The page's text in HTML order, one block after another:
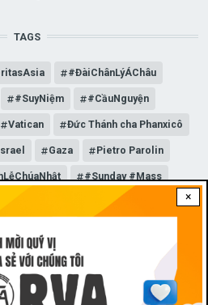
×
TAGS
#ĐàiChânLýÁChâu
#SuyNiệm #CầuNguyện
Vatican Đức Thánh cha Phanxicô
Gaza Pietro Parolin
#Sunday #Mass
Lêô XIV General Audience
WITH US!